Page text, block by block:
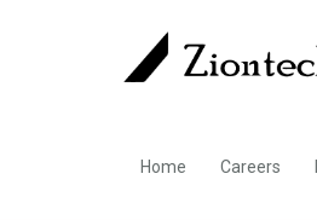
Home Careers